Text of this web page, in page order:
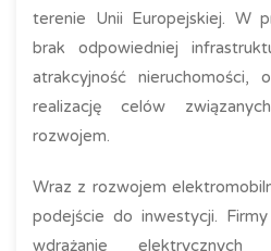
terenie Unii Europejskiej. W
brak odpowiedniej
atrakcyjność nieruchomości,
realizację celów
rozwojem.
Wraz z rozwojem
podejście do inwestycji.
wdrażanie